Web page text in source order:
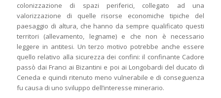
colonizzazione di spazi periferici, collegato ad una
valorizzazione di quelle risorse economiche tipiche del
paesaggio di altura, che hanno da sempre qualificato questi
territori (allevamento, legname) e che non è necessario
leggere in antitesi. Un terzo motivo potrebbe anche essere
quello relativo alla sicurezza dei confini: il confinante Cadore
passò dai Franci ai Bizantini e poi ai Longobardi del ducato di
Ceneda e quindi ritenuto meno vulnerabile e di conseguenza
fu causa di uno sviluppo dell’interesse minerario.